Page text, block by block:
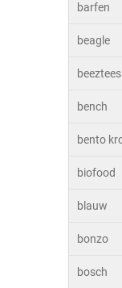
barfen
beagle
beeztees
bench
bento
biofood
blauw
bonzo
bosch